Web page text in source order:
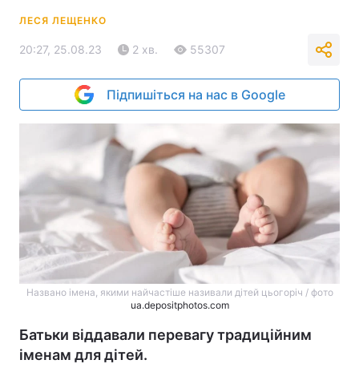
ЛЕСЯ ЛЕЩЕНКО
20:27, 25.08.23 2 хв. 55307
Підпишіться на нас в Google
Названо імена, якими найчастіше називали дітей цьогоріч / фото
ua.depositphotos.com
Батьки віддавали перевагу традиційним
іменам для дітей.